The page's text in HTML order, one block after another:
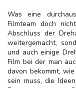
Was eine
Filmteam doch
Abschluss der
weitergemacht,
und auch einige
Film bei der man
davon bekommt,
sein muss, die